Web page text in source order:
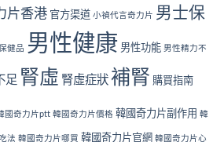
片香港 官方渠道 小禎代言奇力片 男士保
健品 男性健康 男性功能 男性精力不
足 腎虛 腎虛症狀補腎 購買指南
國奇力片ptt 韓國奇力片價格 韓國奇力片副作用 韓
法 韓國奇力片哪買 韓國奇力片官網 韓國奇力片心